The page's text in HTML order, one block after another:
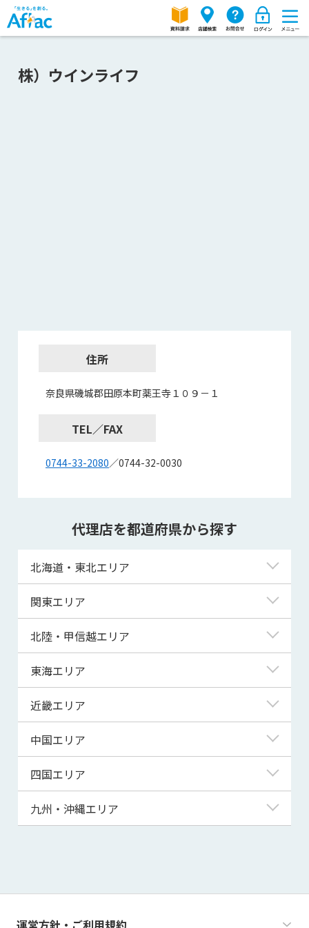
株）ウインライフ
住所
奈良県磯城郡田原本町薬王寺１０９－１
TEL／FAX
0744-33-2080／0744-32-0030
代理店を都道府県から探す
北海道・東北エリア
北海道
青森県
宮城県
秋田県
山形県
関東エリア
東京都
神奈川県
埼玉県
千葉県
茨城県
群馬県
北陸・甲信越エリア
新潟県
富山県
福井県
山梨県
長野県
東海エリア
岐阜県
静岡県
三重県
近畿エリア
滋賀県
京都府
大阪府
兵庫県
和歌山県
中国エリア
鳥取県
島根県
山口県
四国エリア
徳島県
高知県
九州・沖縄エリア
運営方針・ご利用規約